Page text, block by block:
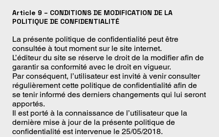
Article 9 – CONDITIONS DE MODIFICATION DE LA
POLITIQUE DE CONFIDENTIALITÉ
La présente politique de confidentialité peut être
consultée à tout moment sur le site internet.
L’éditeur du site se réserve le droit de la modifier afin de
garantir sa conformité avec le droit en vigueur.
Par conséquent, l’utilisateur est invité à venir consulter
régulièrement cette politique de confidentialité afin de
se tenir informé des derniers changements qui lui seront
apportés.
Il est porté à la connaissance de l’utilisateur que la
dernière mise à jour de la présente politique de
confidentialité est intervenue le 25/05/2018.